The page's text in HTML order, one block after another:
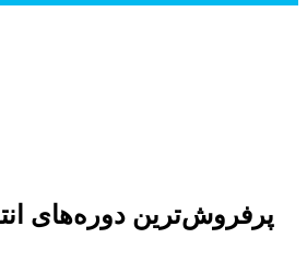
پرفروش‌ترین‌ دوره‌های